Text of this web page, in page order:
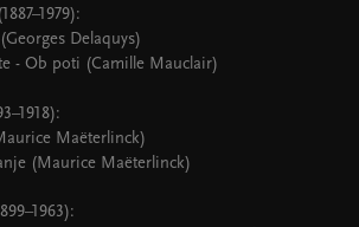
Delaquys)
- Ob poti (Camille Mauclair)
Maëterlinck)
(Maurice Maëterlinck)